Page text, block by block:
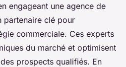
engageant une agence de
partenaire clé pour
commerciale. Ces experts
du marché et optimisent
prospects qualifiés. En